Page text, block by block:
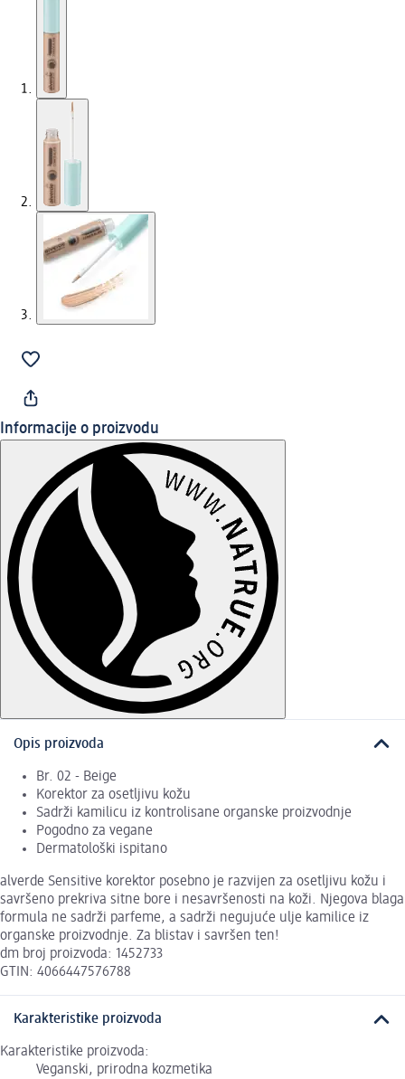
Informacije o proizvodu
Opis proizvoda
Br. 02 - Beige
Korektor za osetljivu kožu
Sadrži kamilicu iz kontrolisane organske proizvodnje
Pogodno za vegane
Dermatološki ispitano
alverde Sensitive korektor posebno je razvijen za osetljivu kožu i
savršeno prekriva sitne bore i nesavršenosti na koži. Njegova blaga
formula ne sadrži parfeme, a sadrži negujuće ulje kamilice iz
organske proizvodnje. Za blistav i savršen ten!
dm broj proizvoda: 1452733
GTIN: 4066447576788
Karakteristike proizvoda
Karakteristike proizvoda:
Veganski, prirodna kozmetika